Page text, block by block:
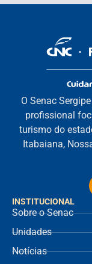
INSTITUCIONAL
Sobre o Senac
Unidades
Notícias
O Senac
profissional
turismo do
Itabaiana,